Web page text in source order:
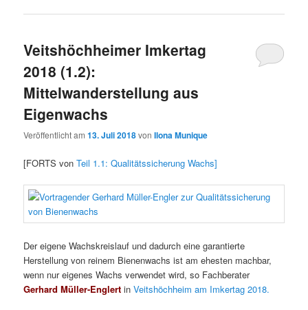
Veitshöchheimer Imkertag
2018 (1.2):
Mittelwanderstellung aus
Eigenwachs
Veröffentlicht am13. Juli 2018vonIlona Munique
[FORTS vonTeil 1.1: Qualitätssicherung Wachs]
Der eigene Wachskreislauf und dadurch eine garantierte
Herstellung von reinem Bienenwachs ist am ehesten machbar,
wenn nur eigenes Wachs verwendet wird, so Fachberater
Gerhard Müller-Englert inVeitshöchheim am Imkertag 2018.